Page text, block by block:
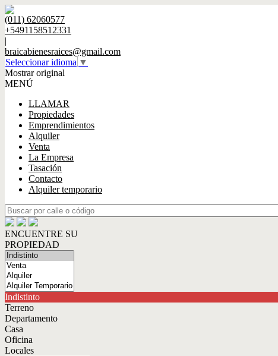
(011) 62060577
+5491158512331
|
braicabienesraices@gmail.com
Seleccionar idioma ▼
Mostrar original
MENÚ
LLAMAR
Propiedades
Emprendimientos
Alquiler
Venta
La Empresa
Tasación
Contacto
Alquiler temporario
ENCUENTRE SU
PROPIEDAD
Indistinto
Terreno
Departamento
Casa
Oficina
Locales